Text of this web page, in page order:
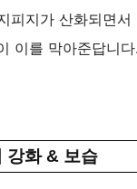
피지가 산화되면서
이를 막아준답니다.
강화 & 보습